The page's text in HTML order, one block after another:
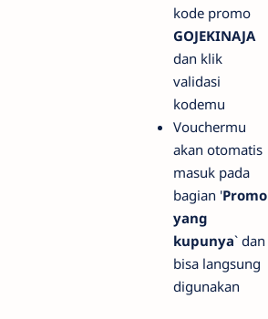
kode promo
GOJEKINAJA
dan klik
validasi
kodemu
Vouchermu
akan otomatis
masuk pada
bagian 'Promo
yang
kupunya` dan
bisa langsung
digunakan